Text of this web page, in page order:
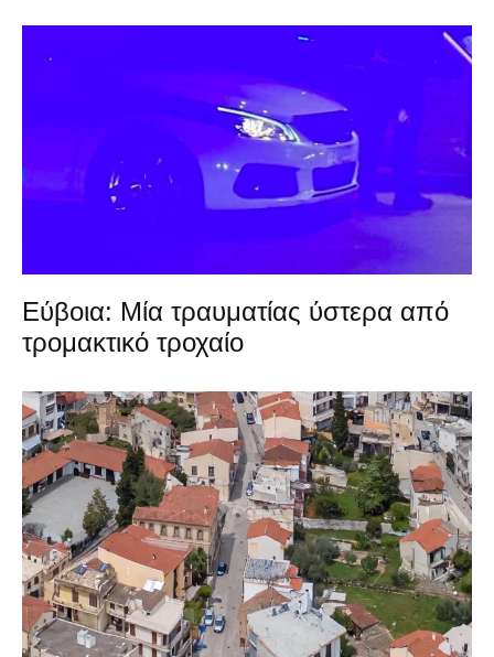
Εύβοια: Μία τραυματίας ύστερα από
τρομακτικό τροχαίο